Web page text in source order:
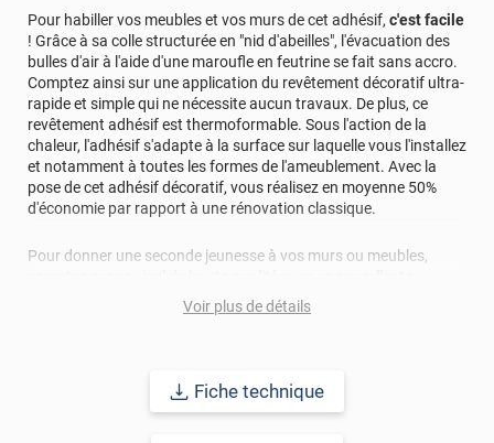
Pour habiller vos meubles et vos murs de cet adhésif, c'est facile
! Grâce à sa colle structurée en "nid d'abeilles", l'évacuation des
bulles d'air à l'aide d'une maroufle en feutrine se fait sans accro.
Comptez ainsi sur une application du revêtement décoratif ultra-
rapide et simple qui ne nécessite aucun travaux. De plus, ce
revêtement adhésif est thermoformable. Sous l'action de la
chaleur, l'adhésif s'adapte à la surface sur laquelle vous l'installez
et notamment à toutes les formes de l'ameublement. Avec la
pose de cet adhésif décoratif, vous réalisez en moyenne 50%
d'économie par rapport à une rénovation classique.
Pour donner une seconde jeunesse à vos murs ou meubles,
résistance à l’eau, à la saleté, à l’abrasion, aux UV et à l’usure.
Grâce à son épaisseur, cet adhésif masque également les petites
Voir plus de détails
Fiche technique